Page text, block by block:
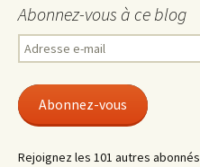
Abonnez-vous à ce blog
Adresse
e-
Abonnez-vous
Rejoignez les 101 autres abonnés